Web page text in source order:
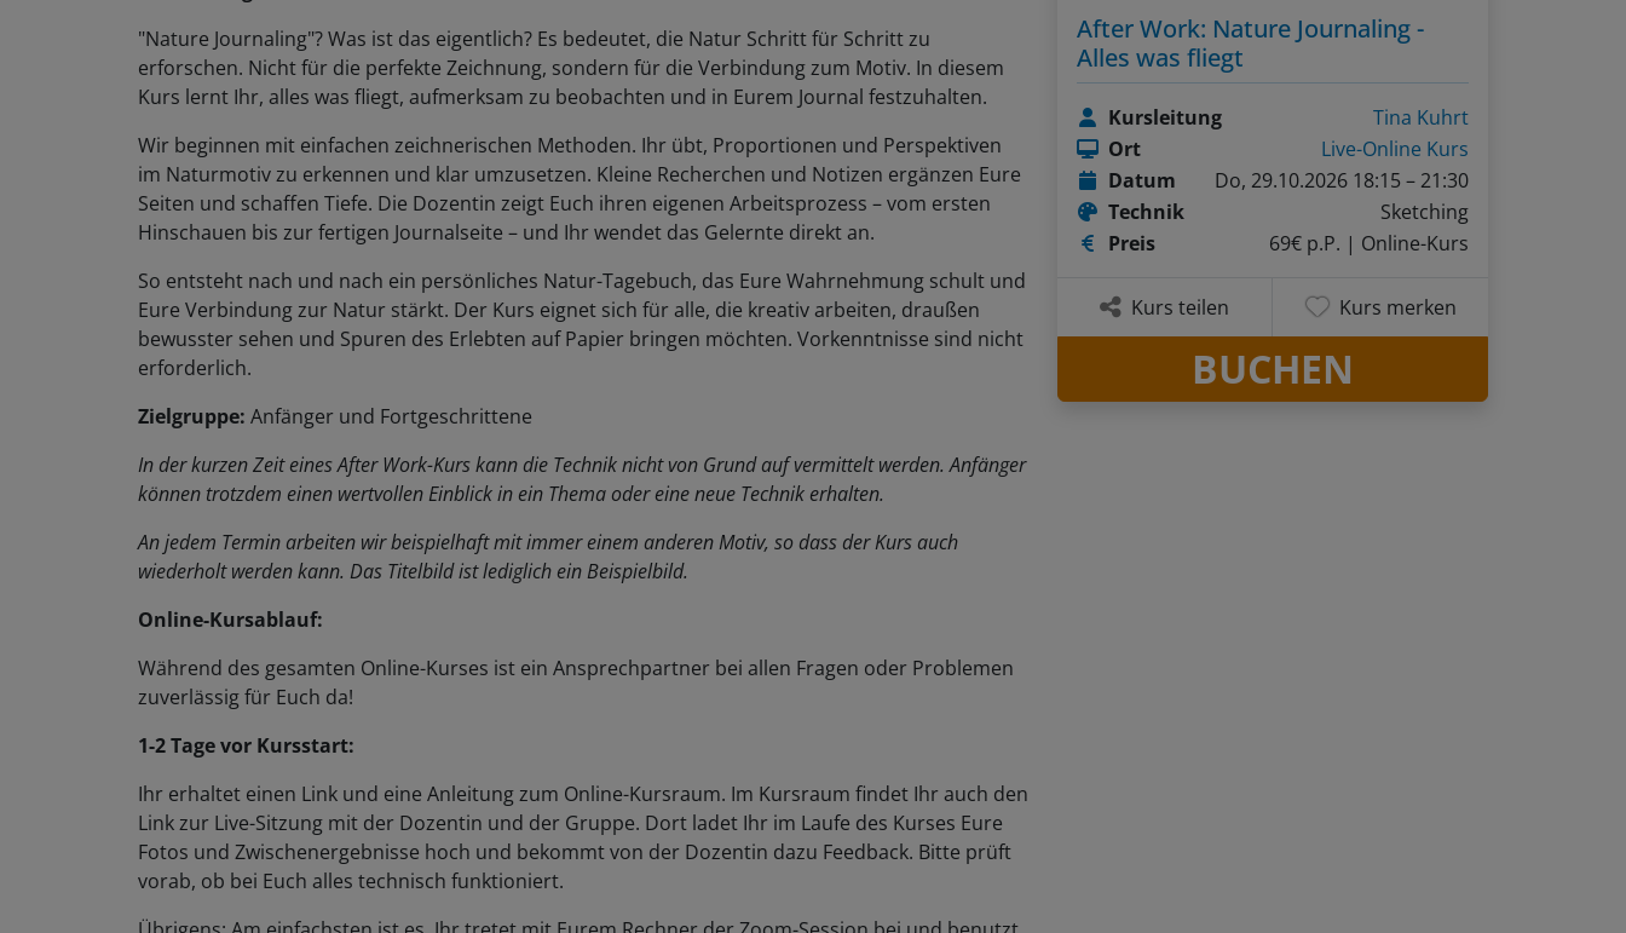
"Nature Journaling"? Was ist das eigentlich? Es bedeutet, die Natur Schritt für Schritt zu
erforschen. Nicht für die perfekte Zeichnung, sondern für die Verbindung zum Motiv. In diesem
Kurs lernt Ihr, alles was fliegt, aufmerksam zu beobachten und in Eurem Journal festzuhalten.
Wir beginnen mit einfachen zeichnerischen Methoden. Ihr übt, Proportionen und Perspektiven
im Naturmotiv zu erkennen und klar umzusetzen. Kleine Recherchen und Notizen ergänzen Eure
Seiten und schaffen Tiefe. Die Dozentin zeigt Euch ihren eigenen Arbeitsprozess – vom ersten
Hinschauen bis zur fertigen Journalseite – und Ihr wendet das Gelernte direkt an.
So entsteht nach und nach ein persönliches Natur-Tagebuch, das Eure Wahrnehmung schult und
Eure Verbindung zur Natur stärkt. Der Kurs eignet sich für alle, die kreativ arbeiten, draußen
bewusster sehen und Spuren des Erlebten auf Papier bringen möchten. Vorkenntnisse sind nicht
erforderlich.
Zielgruppe: Anfänger und Fortgeschrittene
In der kurzen Zeit eines After Work-Kurs kann die Technik nicht von Grund auf vermittelt werden. Anfänger
können trotzdem einen wertvollen Einblick in ein Thema oder eine neue Technik erhalten.
An jedem Termin arbeiten wir beispielhaft mit immer einem anderen Motiv, so dass der Kurs auch
wiederholt werden kann. Das Titelbild ist lediglich ein Beispielbild.
Online-Kursablauf:
Während des gesamten Online-Kurses ist ein Ansprechpartner bei allen Fragen oder Problemen
zuverlässig für Euch da!
1-2 Tage vor Kursstart:
Ihr erhaltet einen Link und eine Anleitung zum Online-Kursraum. Im Kursraum findet Ihr auch den
Link zur Live-Sitzung mit der Dozentin und der Gruppe. Dort ladet Ihr im Laufe des Kurses Eure
Fotos und Zwischenergebnisse hoch und bekommt von der Dozentin dazu Feedback. Bitte prüft
vorab, ob bei Euch alles technisch funktioniert.
Übrigens: Am einfachsten ist es, Ihr tretet mit Eurem Rechner der Zoom-Session bei und benutzt
After Work: Nature Journaling -
Alles was fliegt
Kursleitung
Tina Kuhrt
Ort
Live-Online Kurs
Datum
Do, 29.10.2026 18:15 – 21:30
Technik
Sketching
Preis
69€ p.P. | Online-Kurs
Kurs teilen Kurs merken
BUCHEN